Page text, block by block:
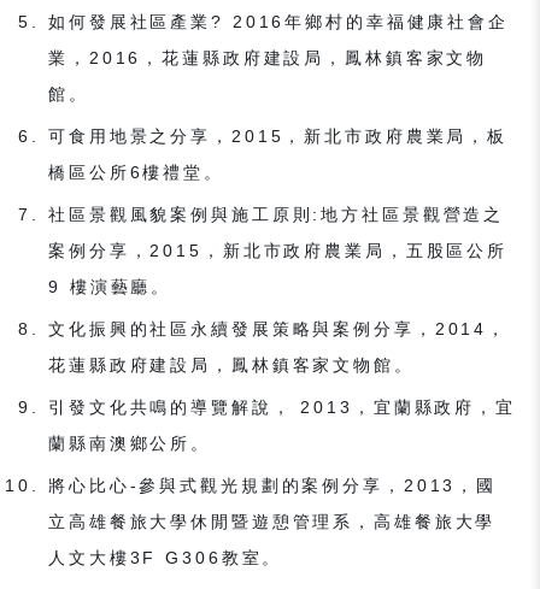
如何發展社區產業? 2016年鄉村的幸福健康社會企
業，2016，花蓮縣政府建設局，鳳林鎮客家文物
館。
可食用地景之分享，2015，新北市政府農業局，板
橋區公所6樓禮堂。
社區景觀風貌案例與施工原則:地方社區景觀營造之
案例分享，2015，新北市政府農業局，五股區公所
9 樓演藝廳。
文化振興的社區永續發展策略與案例分享，2014，
花蓮縣政府建設局，鳳林鎮客家文物館。
引發文化共鳴的導覽解說， 2013，宜蘭縣政府，宜
蘭縣南澳鄉公所。
將心比心-參與式觀光規劃的案例分享，2013，國
立高雄餐旅大學休閒暨遊憩管理系，高雄餐旅大學
人文大樓3F G306教室。